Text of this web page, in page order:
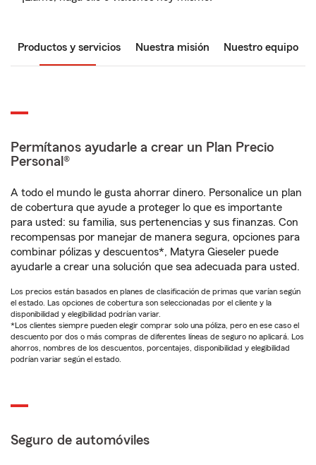
Productos y servicios Nuestra misión Nuestro equipo
Permítanos ayudarle a crear un Plan Precio
Personal®
A todo el mundo le gusta ahorrar dinero. Personalice un plan
de cobertura que ayude a proteger lo que es importante
para usted: su familia, sus pertenencias y sus finanzas. Con
recompensas por manejar de manera segura, opciones para
combinar pólizas y descuentos*, Matyra Gieseler puede
ayudarle a crear una solución que sea adecuada para usted.
Los precios están basados en planes de clasificación de primas que varían según
el estado. Las opciones de cobertura son seleccionadas por el cliente y la
disponibilidad y elegibilidad podrían variar.
*Los clientes siempre pueden elegir comprar solo una póliza, pero en ese caso el
descuento por dos o más compras de diferentes líneas de seguro no aplicará. Los
ahorros, nombres de los descuentos, porcentajes, disponibilidad y elegibilidad
podrían variar según el estado.
Seguro de automóviles